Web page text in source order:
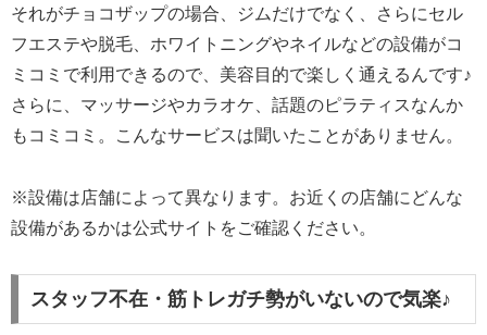
それがチョコザップの場合、ジムだけでなく、さらにセル
フエステや脱毛、ホワイトニングやネイルなどの設備がコ
ミコミで利用できるので、美容目的で楽しく通えるんです♪
さらに、マッサージやカラオケ、話題のピラティスなんか
もコミコミ。こんなサービスは聞いたことがありません。
※設備は店舗によって異なります。お近くの店舗にどんな
設備があるかは公式サイトをご確認ください。
スタッフ不在・筋トレガチ勢がいないので気楽♪